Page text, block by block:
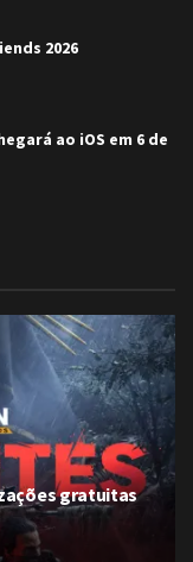
2026
ao iOS em 6 de
gratuitas